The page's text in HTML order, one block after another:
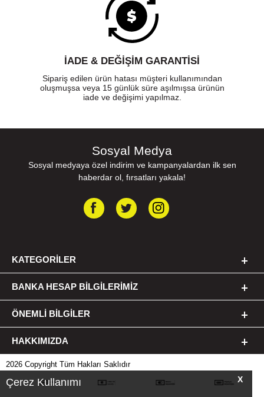
X
Çerez Kullanımı
İADE & DEĞİŞİM GARANTİSİ
Sipariş edilen ürün hatası müşteri kullanımından
oluşmuşsa veya 15 günlük süre aşılmışsa ürünün
iade ve değişimi yapılmaz.
Sosyal Medya
Sosyal medyaya özel indirim ve kampanyalardan ilk sen
haberdar ol, fırsatları yakala!
KATEGORILER
BANKA HESAP BILGILERIMIZ
ÖNEMLI BILGILER
HAKKIMIZDA
2026 Copyright Tüm Hakları Saklıdır